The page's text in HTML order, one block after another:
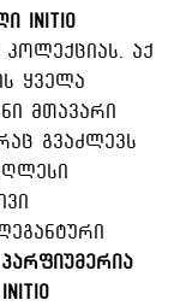
Initio
აქ
ყველა
მთავარი
გვაძლევს
პარფიუმერია
Initio